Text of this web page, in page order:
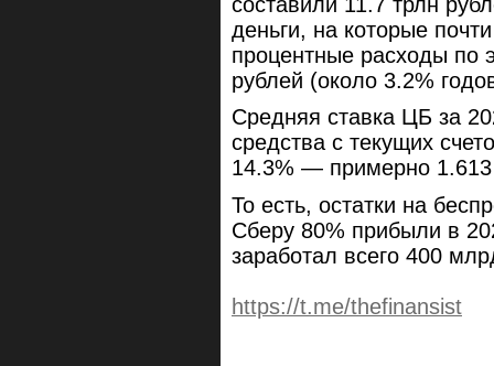
деньги, на которые
процентные расходы по
рублей (около 3.2%
Средняя ставка ЦБ за
средства с текущих
14.3% — примерно 1.613
То есть, остатки на
Сберу 80% прибыли в
заработал всего 400
https://t.me/thefinansist